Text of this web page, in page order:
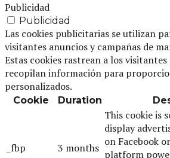
Publicidad
Publicidad
Las cookies publicitarias se utilizan
visitantes anuncios y campañas de
Estas cookies rastrean a los
recopilan información para
personalizados.
Cookie Duration
_fbp 3 months
This cookie is
display
on Facebook
platform